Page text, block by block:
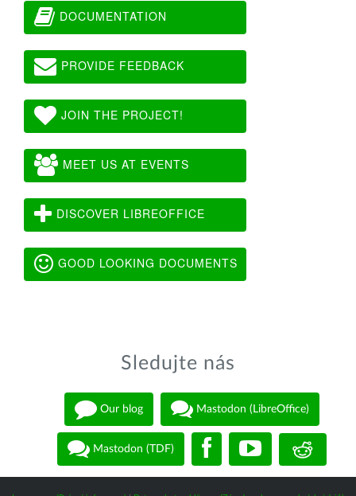
DOCUMENTATION
PROVIDE FEEDBACK
JOIN THE PROJECT!
MEET US AT EVENTS
DISCOVER LIBREOFFICE
GOOD LOOKING DOCUMENTS
Sledujte nás
Our blog Mastodon (LibreOffice)
Mastodon (TDF)